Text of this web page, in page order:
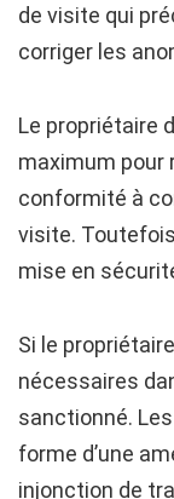
de visite qui
corriger les
Le propriétaire
maximum pour
conformité à
visite.
mise en
Si le
nécessaires
sanctionné.
forme d’une
injonction de